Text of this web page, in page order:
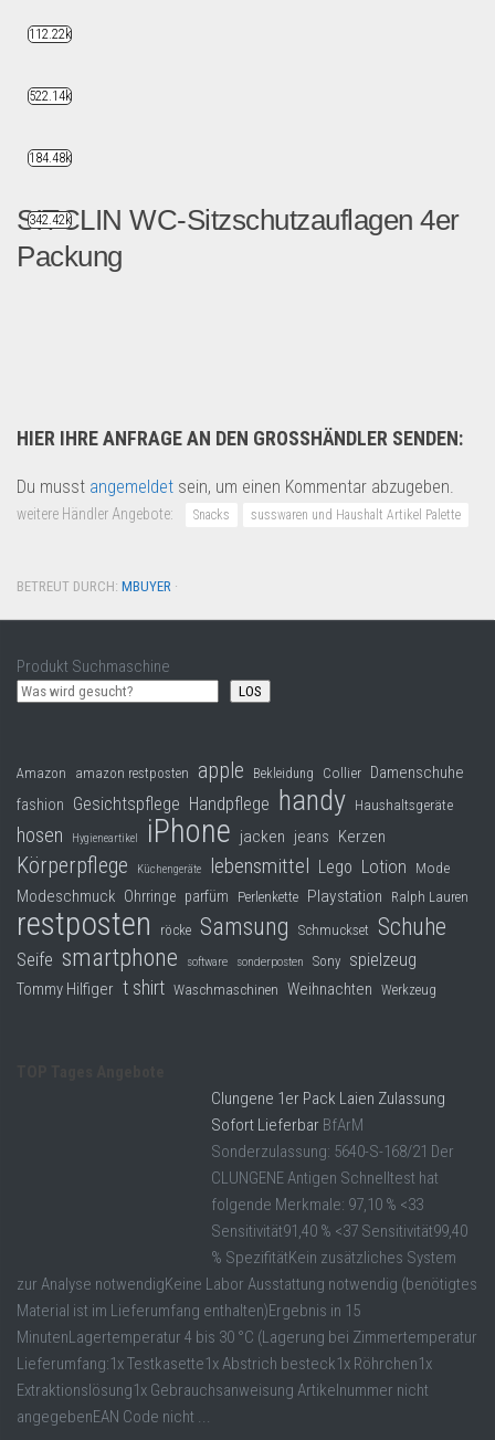
SITCLIN WC-Sitzschutzauflagen 4er
Packung
HIER IHRE ANFRAGE AN DEN GROSSHÄNDLER SENDEN:
Du musst angemeldet sein, um einen Kommentar abzugeben.
weitere Händler Angebote: Snacks susswaren und Haushalt Artikel Palette
BETREUT DURCH: MBUYER ·
Produkt Suchmaschine
LOS
Amazon amazon restposten apple Bekleidung Collier Damenschuhe
fashion Gesichtspflege Handpflege handy Haushaltsgeräte
hosen Hygieneartikel iPhone jacken jeans Kerzen
Körperpflege Küchengeräte lebensmittel Lego Lotion Mode
Modeschmuck Ohrringe parfüm Perlenkette Playstation Ralph Lauren
restposten röcke Samsung Schmuckset Schuhe
Seife smartphone software sonderposten Sony spielzeug
Tommy Hilfiger t shirt Waschmaschinen Weihnachten Werkzeug
Clungene 1er Pack Laien Zulassung
Sofort Lieferbar BfArM
Sonderzulassung: 5640-S-168/21 Der
CLUNGENE Antigen Schnelltest hat
folgende Merkmale: 97,10 % <33
Sensitivität91,40 % <37 Sensitivität99,40
% SpezifitätKein zusätzliches System
zur Analyse notwendigKeine Labor Ausstattung notwendig (benötigtes
Material ist im Lieferumfang enthalten)Ergebnis in 15
MinutenLagertemperatur 4 bis 30 °C (Lagerung bei Zimmertemperatur
Lieferumfang:1x Testkasette1x Abstrich besteck1x Röhrchen1x
Extraktionslösung1x Gebrauchsanweisung Artikelnummer nicht
angegebenEAN Code nicht ...
112.22k
522.14k
184.48k
342.42k